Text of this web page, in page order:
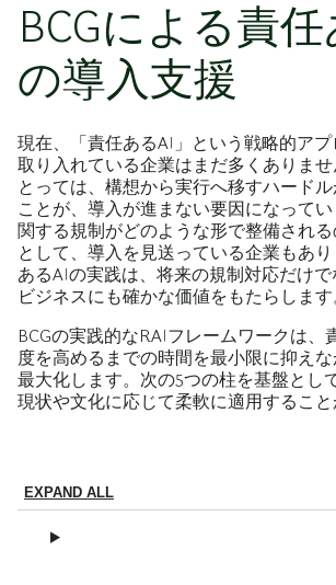
BCGによる責
の導入支援
現在、「責任あるAI」という戦略的ア
取り入れている企業はまだ多くありま
とっては、構想から実行へ移すハード
ことが、導入が進まない要因になって
関する規制がどのような形で整備され
として、導入を見送っている企業もあ
あるAIの実践は、将来の規制対応だけ
ビジネスにも確かな価値をもたらします
BCGの実践的なRAIフレームワークは、
度を高めるまでの時間を最小限に抑え
最大化します。次の5つの柱を基盤とし
現状や文化に応じて柔軟に適用すること
EXPAND ALL